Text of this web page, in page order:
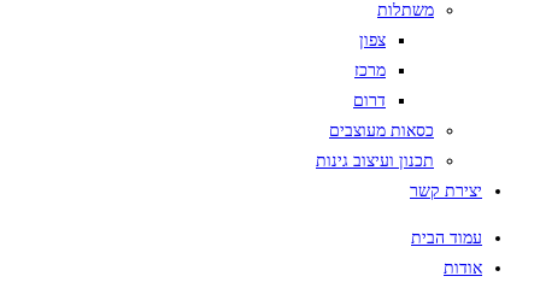
משתלות
צפון
מרכז
דרום
כסאות מעוצבים
תכנון ועיצוב גינות
יצירת קשר
עמוד הבית
אודות